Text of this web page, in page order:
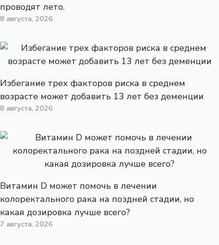
проводят лето.
8 августа, 2026
Избегание трех факторов риска в среднем
возрасте может добавить 13 лет без деменции
8 августа, 2026
Витамин D может помочь в лечении
колоректального рака на поздней стадии, но
какая дозировка лучше всего?
7 августа, 2026